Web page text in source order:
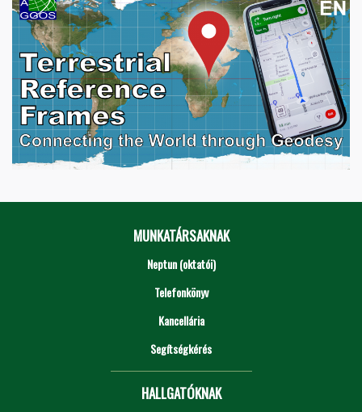
MUNKATÁRSAKNAK
Neptun (oktatói)
Telefonkönyv
Kancellária
Segítségkérés
HALLGATÓKNAK